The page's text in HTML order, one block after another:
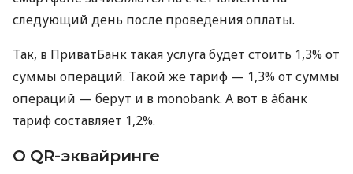
следующий день после проведения оплаты.
Так, в ПриватБанк такая услуга будет стоить 1,3% от
суммы операций. Такой же тариф — 1,3% от суммы
операций — берут и в monobank. А вот в àбанк
тариф составляет 1,2%.
О QR-эквайринге